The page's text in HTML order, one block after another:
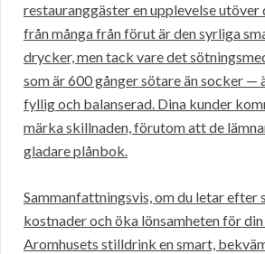
restauranggäster en upplevelse utöver
från många från förut är den syrliga
drycker, men tack vare det
som är 600 gånger sötare än socker —
fyllig och balanserad. Dina kunder
märka skillnaden, förutom att de
gladare plånbok.
Sammanfattningsvis, om du letar efter
kostnader och öka lönsamheten för
Aromhusets stilldrink en smart,